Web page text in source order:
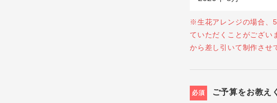
※生花アレンジの場合、
ていただくことがござい
から差し引いて制作させ
必須 ご予算をお教え